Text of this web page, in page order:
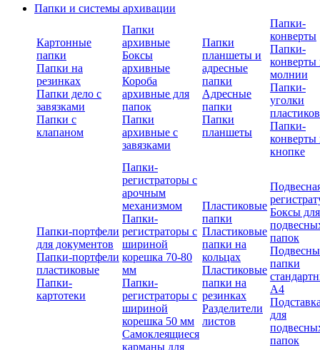
Папки и системы архивации
Картонные
папки
Папки на
резинках
Папки дело с
завязками
Папки с
клапаном
Папки
архивные
Боксы
архивные
Короба
архивные для
папок
Папки
архивные с
завязками
Папки
планшеты и
адресные
папки
Адресные
папки
Папки
планшеты
Папки-
конверты
Папки-
конверты
молнии
Папки-
уголки
Папки-
конверты
кнопке
Папки-портфели
для документов
Папки-портфели
пластиковые
Папки-
картотеки
Папки-
регистраторы с
арочным
механизмом
Папки-
регистраторы с
шириной
корешка 70-80
мм
Папки-
регистраторы с
шириной
корешка 50 мм
Самоклеящиеся
карманы для
Пластиковые
папки
Пластиковые
папки на
кольцах
Пластиковые
папки на
резинках
Разделители
листов
Боксы для
папок
папки
А4
для
папок